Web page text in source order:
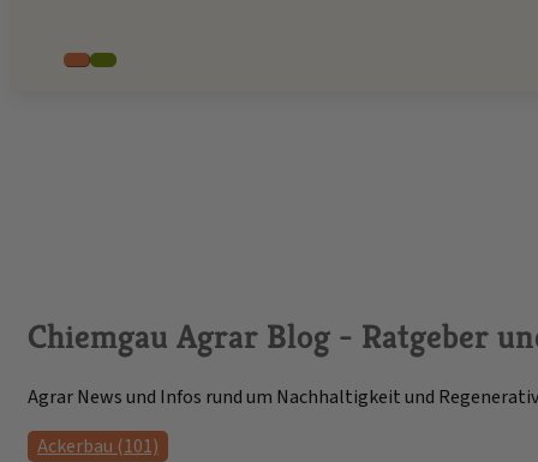
Chiemgau Agrar Blog - Ratgeber
Agrar News und Infos rund um Nachhaltigkeit und
Ackerbau (101)